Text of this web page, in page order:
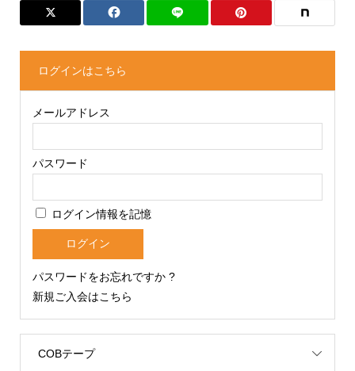
ログインはこちら
メールアドレス
パスワード
ログイン情報を記憶
パスワードをお忘れですか ?
新規ご入会はこちら
COBテープ